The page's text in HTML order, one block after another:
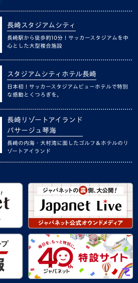
長崎スタジアムシティ
長崎駅から徒歩約10分！サッカースタジアムを中
心とした大型複合施設
スタジアムシティホテル長崎
日本初！サッカースタジアムビューホテルで特別
な感動とくつろぎを。
長崎リゾートアイランド
パサージュ琴海
長崎の内海・大村湾に面したゴルフ＆ホテルのリ
ゾートアイランド